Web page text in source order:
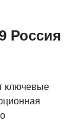
Россия
ключевые